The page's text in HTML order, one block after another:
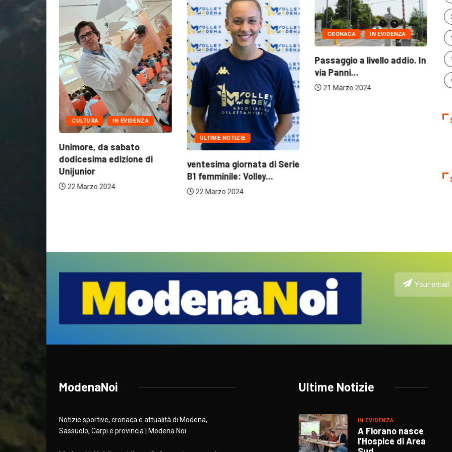
IN EVIDENZA
da sabato
edizione di
ventesima giornata di Serie
B1 femminile: Volley...
CRONACA IN EVIDENZA
Passaggio a livello addio. In
via Panni...
21 Marzo 2024
IN EVIDENZA
In Consiglio la
sulle vittime
ModenaNoi
Notizie sportive, cronaca e attualità di Modena,
Sassuolo, Carpi e provincia | Modena Noi
Ultime Notizie
IN EVIDENZA
A Fiorano nasce
l’Hospice di Area